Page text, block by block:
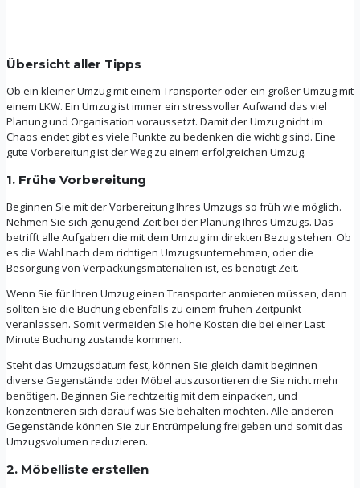
Übersicht aller Tipps
Ob ein kleiner Umzug mit einem Transporter oder ein großer Umzug mit
einem LKW. Ein Umzug ist immer ein stressvoller Aufwand das viel
Planung und Organisation voraussetzt. Damit der Umzug nicht im
Chaos endet gibt es viele Punkte zu bedenken die wichtig sind. Eine
gute Vorbereitung ist der Weg zu einem erfolgreichen Umzug.
1. Frühe Vorbereitung
Beginnen Sie mit der Vorbereitung Ihres Umzugs so früh wie möglich.
Nehmen Sie sich genügend Zeit bei der Planung Ihres Umzugs. Das
betrifft alle Aufgaben die mit dem Umzug im direkten Bezug stehen. Ob
es die Wahl nach dem richtigen Umzugsunternehmen, oder die
Besorgung von Verpackungsmaterialien ist, es benötigt Zeit.
Wenn Sie für Ihren Umzug einen Transporter anmieten müssen, dann
sollten Sie die Buchung ebenfalls zu einem frühen Zeitpunkt
veranlassen. Somit vermeiden Sie hohe Kosten die bei einer Last
Minute Buchung zustande kommen.
Steht das Umzugsdatum fest, können Sie gleich damit beginnen
diverse Gegenstände oder Möbel auszusortieren die Sie nicht mehr
benötigen. Beginnen Sie rechtzeitig mit dem einpacken, und
konzentrieren sich darauf was Sie behalten möchten. Alle anderen
Gegenstände können Sie zur Entrümpelung freigeben und somit das
Umzugsvolumen reduzieren.
2. Möbelliste erstellen